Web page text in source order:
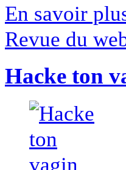
En savoir
Revue du
Hacke ton